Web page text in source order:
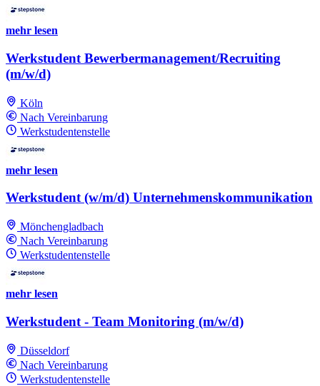
mehr lesen
Werkstudent Bewerbermanagement/Recruiting
(m/w/d)
Köln
Nach Vereinbarung
Werkstudentenstelle
mehr lesen
Werkstudent (w/m/d) Unternehmenskommunikation
Mönchengladbach
Nach Vereinbarung
Werkstudentenstelle
mehr lesen
Werkstudent - Team Monitoring (m/w/d)
Düsseldorf
Nach Vereinbarung
Werkstudentenstelle